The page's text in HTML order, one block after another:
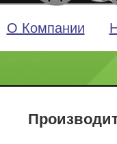
О Компании